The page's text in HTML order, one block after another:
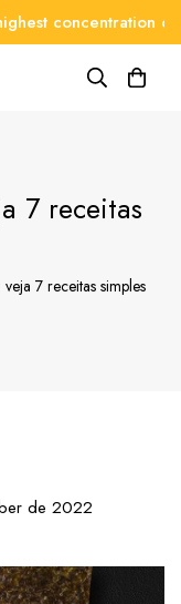
concentration on the
7 receitas
7 receitas simples
de 2022